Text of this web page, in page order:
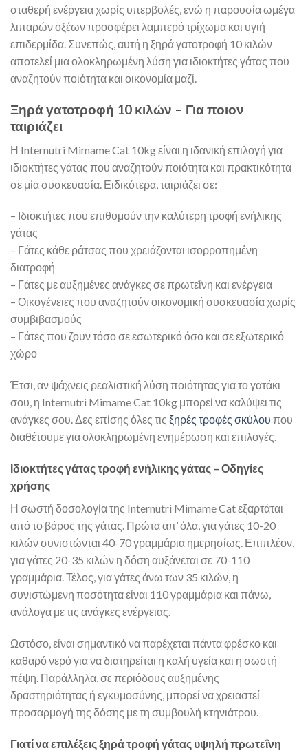
σταθερή ενέργεια χωρίς υπερβολές, ενώ η παρουσία ωμέγα
λιπαρών οξέων προσφέρει λαμπερό τρίχωμα και υγιή
επιδερμίδα. Συνεπώς, αυτή η ξηρά γατοτροφή 10 κιλών
αποτελεί μια ολοκληρωμένη λύση για ιδιοκτήτες γάτας που
αναζητούν ποιότητα και οικονομία μαζί.
Ξηρά γατοτροφή 10 κιλών – Για ποιον
ταιριάζει
Η Internutri Mimame Cat 10kg είναι η ιδανική επιλογή για
ιδιοκτήτες γάτας που αναζητούν ποιότητα και πρακτικότητα
σε μία συσκευασία. Ειδικότερα, ταιριάζει σε:
– Ιδιοκτήτες που επιθυμούν την καλύτερη τροφή ενήλικης
γάτας
– Γάτες κάθε ράτσας που χρειάζονται ισορροπημένη
διατροφή
– Γάτες με αυξημένες ανάγκες σε πρωτεΐνη και ενέργεια
– Οικογένειες που αναζητούν οικονομική συσκευασία χωρίς
συμβιβασμούς
– Γάτες που ζουν τόσο σε εσωτερικό όσο και σε εξωτερικό
χώρο
Έτσι, αν ψάχνεις ρεαλιστική λύση ποιότητας για το γατάκι
σου, η Internutri Mimame Cat 10kg μπορεί να καλύψει τις
ανάγκες σου. Δες επίσης όλες τις ξηρές τροφές σκύλου που
διαθέτουμε για ολοκληρωμένη ενημέρωση και επιλογές.
Ιδιοκτήτες γάτας τροφή ενήλικης γάτας – Οδηγίες
χρήσης
Η σωστή δοσολογία της Internutri Mimame Cat εξαρτάται
από το βάρος της γάτας. Πρώτα απ’ όλα, για γάτες 10-20
κιλών συνιστώνται 40-70 γραμμάρια ημερησίως. Επιπλέον,
για γάτες 20-35 κιλών η δόση αυξάνεται σε 70-110
γραμμάρια. Τέλος, για γάτες άνω των 35 κιλών, η
συνιστώμενη ποσότητα είναι 110 γραμμάρια και πάνω,
ανάλογα με τις ανάγκες ενέργειας.
Ωστόσο, είναι σημαντικό να παρέχεται πάντα φρέσκο και
καθαρό νερό για να διατηρείται η καλή υγεία και η σωστή
πέψη. Παράλληλα, σε περιόδους αυξημένης
δραστηριότητας ή εγκυμοσύνης, μπορεί να χρειαστεί
προσαρμογή της δόσης με τη συμβουλή κτηνιάτρου.
Γιατί να επιλέξεις ξηρά τροφή γάτας υψηλή πρωτεΐνη